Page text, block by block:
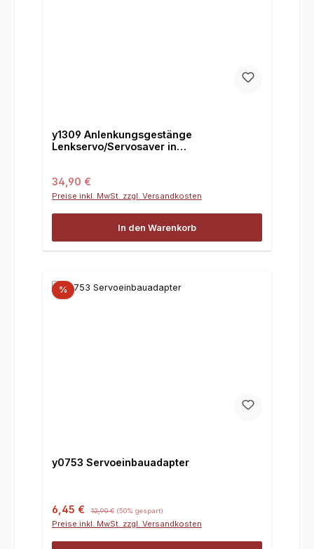
y1309 Anlenkungsgestänge
Lenkservo/Servosaver in
Regulärer Preis:
34,90 €
Preise inkl. MwSt. zzgl. Versandkosten
In den Warenkorb
%
y0753 Servoeinbauadapter
Verkaufspreis:
6,45 € 12,90 € (50% gespart)
Preise inkl. MwSt. zzgl. Versandkosten